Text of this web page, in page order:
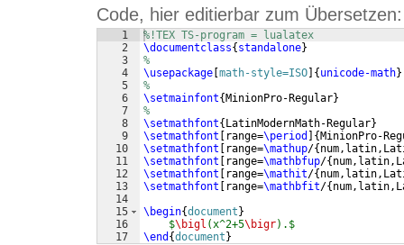
Code, hier editierbar zum Übersetzen:
1
2
3
4
5
6
7
8
9
10
11
12
13
14
15
16
17
%!TEX TS-program = lualatex
\documentclass{ standalone}
%
\usepackage math-style=ISO { unicode-math}
%
\setmainfont{ MinionPro-Regular}
%
\setmathfont{ LatinModernMath-Regular}
\setmathfont
range=\period { MinionPro-
\setmathfont
range=\mathup/{
\setmathfont
range=\mathbfup/{
\setmathfont
range=\mathit/{
\setmathfont
range=\mathbfit/{
\begin{document }
$\bigl (x^2+5\bigr).$
\end {document }